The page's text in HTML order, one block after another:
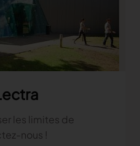
les limites de
nous !